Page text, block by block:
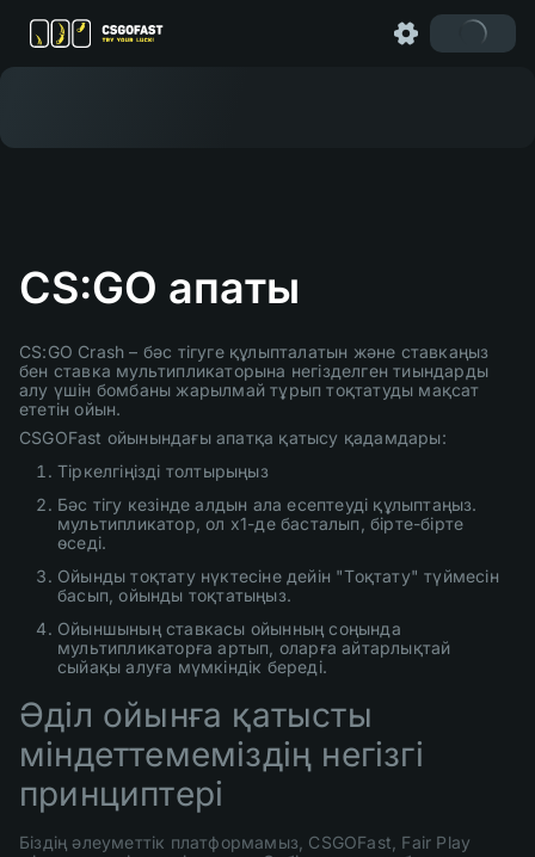
CS:GO апаты
CS:GO Crash – бәс тігуге құлыпталатын және ставкаңыз
бен ставка мультипликаторына негізделген тиындарды
алу үшін бомбаны жарылмай тұрып тоқтатуды мақсат
ететін ойын.
CSGOFast ойынындағы апатқа қатысу қадамдары:
Тіркелгіңізді толтырыңыз
Бәс тігу кезінде алдын ала есептеуді құлыптаңыз.
мультипликатор, ол x1-де басталып, бірте-бірте
өседі.
Ойынды тоқтату нүктесіне дейін "Тоқтату" түймесін
басып, ойынды тоқтатыңыз.
Ойыншының ставкасы ойынның соңында
мультипликаторға артып, оларға айтарлықтай
сыйақы алуға мүмкіндік береді.
Әділ ойынға қатысты
міндеттемеміздің негізгі
принциптері
Біздің әлеуметтік платформамыз, CSGOFast, Fair Play